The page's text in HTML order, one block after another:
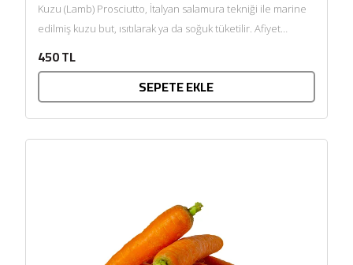
Kuzu (Lamb) Prosciutto, İtalyan salamura tekniği ile marine
edilmiş kuzu but, ısıtılarak ya da soğuk tüketilir. Afiyet
450 TL
SEPETE EKLE